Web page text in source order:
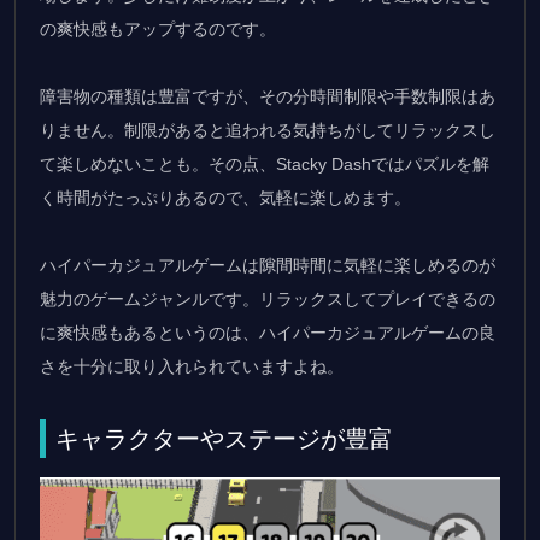
の爽快感もアップするのです。
障害物の種類は豊富ですが、その分時間制限や手数制限はあ
りません。制限があると追われる気持ちがしてリラックスし
て楽しめないことも。その点、Stacky Dashではパズルを解
く時間がたっぷりあるので、気軽に楽しめます。
ハイパーカジュアルゲームは隙間時間に気軽に楽しめるのが
魅力のゲームジャンルです。リラックスしてプレイできるの
に爽快感もあるというのは、ハイパーカジュアルゲームの良
さを十分に取り入れられていますよね。
キャラクターやステージが豊富